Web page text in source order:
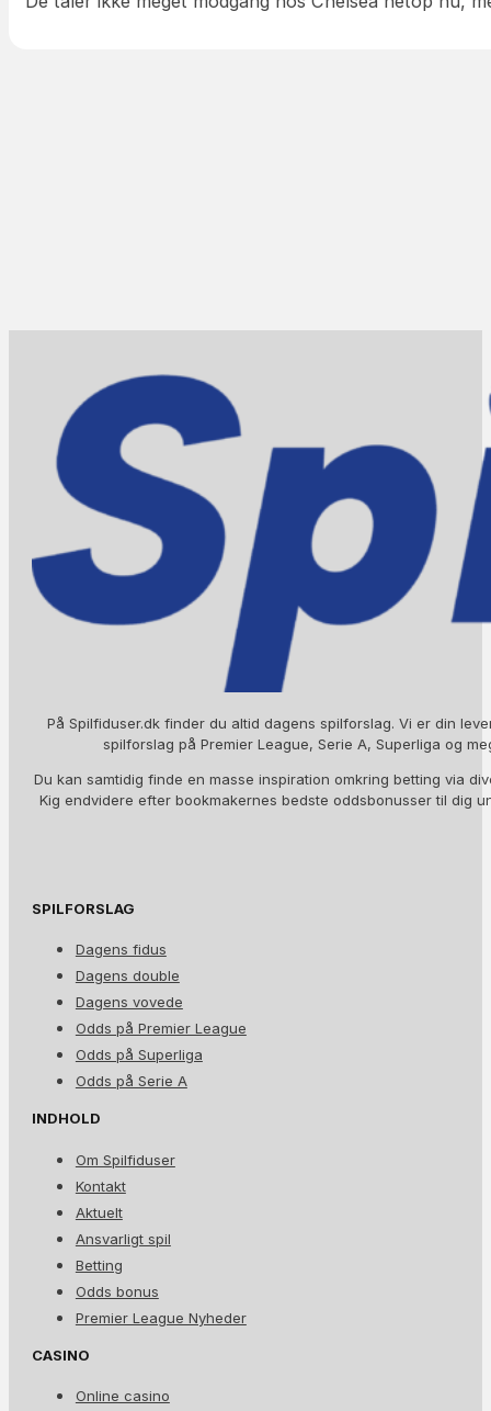
På Spilfiduser.dk finder du altid dagens spilforslag. Vi er din
spilforslag på Premier League, Serie A, Superliga og
Du kan samtidig finde en masse inspiration omkring betting via
Kig endvidere efter bookmakernes bedste oddsbonusser til dig
SPILFORSLAG
Dagens fidus
Dagens double
Dagens vovede
Odds på Premier League
Odds på Superliga
Odds på Serie A
INDHOLD
Om Spilfiduser
Kontakt
Aktuelt
Ansvarligt spil
Betting
Odds bonus
Premier League Nyheder
CASINO
Online casino